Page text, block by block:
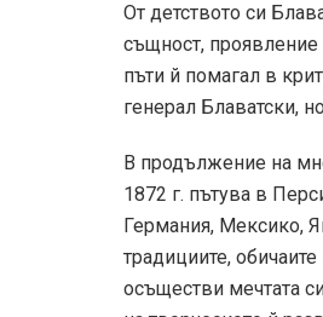
От детството си
същност,
пъти й помагал в
генерал Блаватски,
В продължение на
1872 г. пътува в
Германия, Мексико,
традициите,
осъществи мечтата